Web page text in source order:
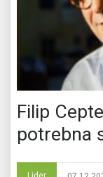
Filip
potrebna